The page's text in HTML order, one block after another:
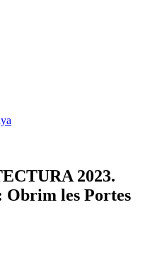
2023.
Obrim les Portes